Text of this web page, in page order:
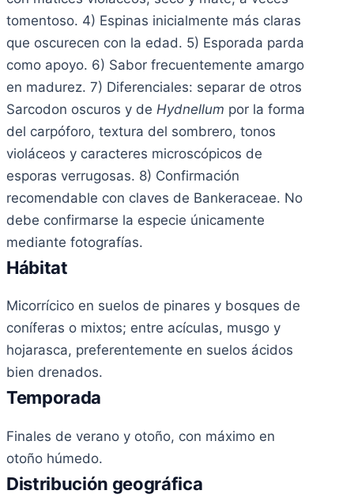
tomentoso. 4) Espinas inicialmente más claras
que oscurecen con la edad. 5) Esporada parda
como apoyo. 6) Sabor frecuentemente amargo
en madurez. 7) Diferenciales: separar de otros
Sarcodon oscuros y de Hydnellum por la forma
del carpóforo, textura del sombrero, tonos
violáceos y caracteres microscópicos de
esporas verrugosas. 8) Confirmación
recomendable con claves de Bankeraceae. No
debe confirmarse la especie únicamente
mediante fotografías.
Hábitat
Micorrícico en suelos de pinares y bosques de
coníferas o mixtos; entre acículas, musgo y
hojarasca, preferentemente en suelos ácidos
bien drenados.
Temporada
Finales de verano y otoño, con máximo en
otoño húmedo.
Distribución geográfica